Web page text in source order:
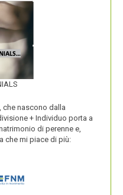
che nascono dalla
+ Individuo porta a
di perenne e,
che mi piace di più: